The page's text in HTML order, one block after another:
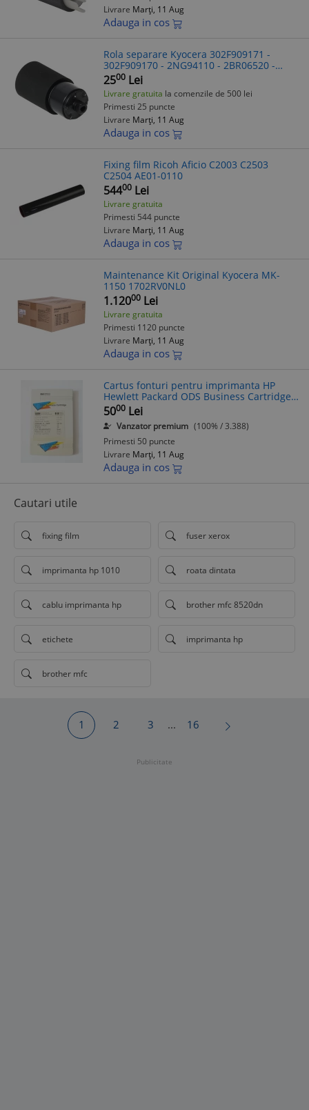
Livrare Marți, 11 Aug
Adauga in cos
Rola separare Kyocera 302F909171 -
302F909170 - 2NG94110 - 2BR06520 -
302BR06521
2500 Lei
Livrare gratuita la comenzile de 500 lei
Primesti 25 puncte
Livrare Marți, 11 Aug
Adauga in cos
Fixing film Ricoh Aficio C2003 C2503
C2504 AE01-0110
54400 Lei
Livrare gratuita
Primesti 544 puncte
Livrare Marți, 11 Aug
Adauga in cos
Maintenance Kit Original Kyocera MK-
1150 1702RV0NL0
1.12000 Lei
Livrare gratuita
Primesti 1120 puncte
Livrare Marți, 11 Aug
Adauga in cos
Cartus fonturi pentru imprimanta HP
Hewlett Packard ODS Business Cartridge
S842 Font Cartridge LaserJet Series 3
5000 Lei
Vanzator premium (100% / 3.388)
Primesti 50 puncte
Livrare Marți, 11 Aug
Adauga in cos
Cautari utile
fixing film fuser xerox
imprimanta hp 1010 roata dintata
cablu imprimanta hp brother mfc 8520dn
etichete imprimanta hp
brother mfc
1 2 3 ... 16
Publicitate